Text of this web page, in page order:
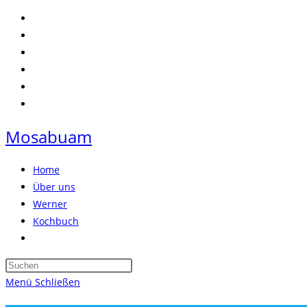
Zum
Inhalt
springen
Mosabuam
Home
Über uns
Werner
Kochbuch
umschalten
Press
Menü Schließen